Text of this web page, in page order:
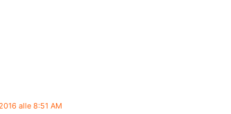
alle 8:51 AM